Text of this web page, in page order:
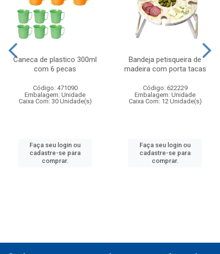
Caneca de plastico 300ml
com 6 pecas
Código: 471090
Embalagem: Unidade
Caixa Com: 30 Unidade(s)
Faça seu login ou
cadastre-se para
comprar.
Bandeja petisqueira de
madeira com porta tacas
Código: 622229
Embalagem: Unidade
Caixa Com: 12 Unidade(s)
Faça seu login ou
cadastre-se para
comprar.